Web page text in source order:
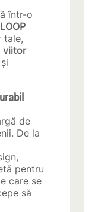
într-o
LOOP
tale,
viitor
de
De la
pentru
care se
să